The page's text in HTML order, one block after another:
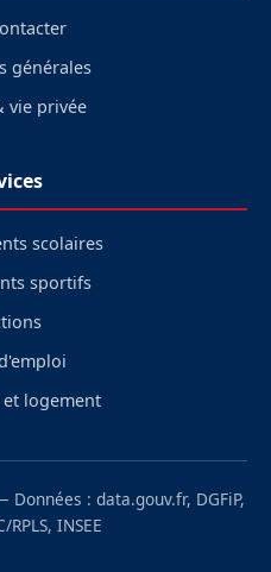
générales
vie privée
scolaires
sportifs
logement
Données : data.gouv.fr, DGFiP,
RPLS, INSEE